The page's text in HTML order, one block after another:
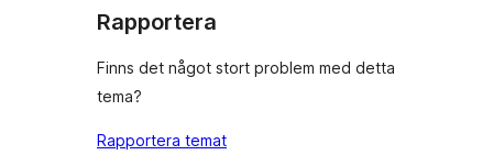
Rapportera
Finns det något stort problem med detta
tema?
Rapportera temat